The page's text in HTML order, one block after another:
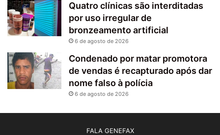
Quatro clínicas são interditadas
por uso irregular de
bronzeamento artificial
6 de agosto de 2026
Condenado por matar promotora
de vendas é recapturado após dar
nome falso à polícia
6 de agosto de 2026
FALA GENEFAX